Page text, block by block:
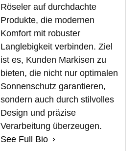
Röseler auf durchdachte
Produkte, die modernen
Komfort mit robuster
Langlebigkeit verbinden. Ziel
ist es, Kunden Markisen zu
bieten, die nicht nur optimalen
Sonnenschutz garantieren,
sondern auch durch stilvolles
Design und präzise
Verarbeitung überzeugen.
See Full Bio